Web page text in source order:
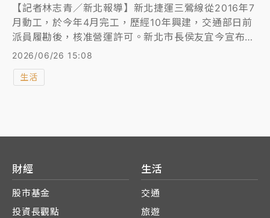
【記者林志青／新北報導】新北捷運三鶯線從2016年7
月動工，於今年4月完工，歷經10年興建，交通部日前
派員履勘後，核准營運許可。新北市長侯友宜今宣布，
三鶯線將在6/30通車，且至8/31，將開放2個月免費搭
乘，歡迎一起大家到鶯歌、三峽走走。新北也新闢公車
路線和16站YouBike，滿足搭乘民眾接駁需求。
2026/06/26 15:08
生活
財經
股市基金
投資長觀點
生活
交通
旅遊